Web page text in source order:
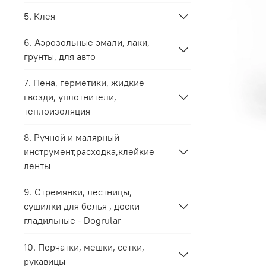
5. Клея
6. Аэрозольные эмали, лаки,
грунты, для авто
7. Пена, герметики, жидкие
гвозди, уплотнители,
теплоизоляция
8. Ручной и малярный
инструмент,расходка,клейкие
ленты
9. Стремянки, лестницы,
сушилки для белья , доски
гладильные - Dogrular
10. Перчатки, мешки, сетки,
рукавицы